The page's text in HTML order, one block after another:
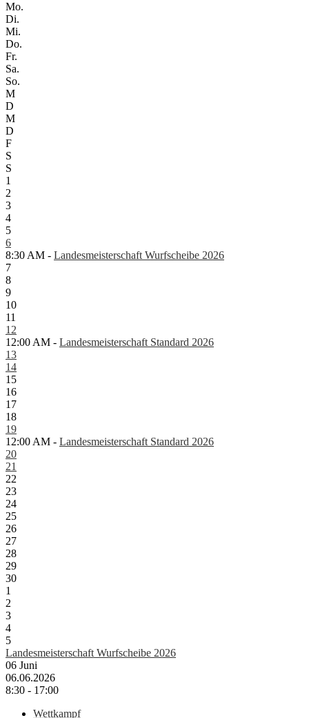
Mo.
Di.
Mi.
Do.
Fr.
Sa.
So.
M
D
M
D
F
S
S
1
2
3
4
5
6
8:30 AM - Landesmeisterschaft Wurfscheibe 2026
7
8
9
10
11
12
12:00 AM - Landesmeisterschaft Standard 2026
13
14
15
16
17
18
19
12:00 AM - Landesmeisterschaft Standard 2026
20
21
22
23
24
25
26
27
28
29
30
1
2
3
4
5
Landesmeisterschaft Wurfscheibe 2026
06 Juni
06.06.2026
8:30 - 17:00
Wettkampf